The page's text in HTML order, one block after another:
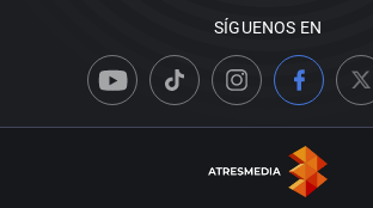
SÍGUENOS EN